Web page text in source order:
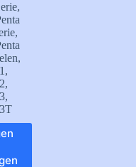
,
,
,
,
,
,